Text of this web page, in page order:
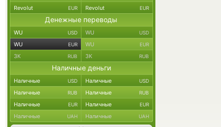
Revolut EUR Revolut EUR
Денежные переводы
WU USD WU USD
WU EUR WU EUR
ЗК RUB ЗК RUB
Наличные деньги
Наличные USD Наличные USD
Наличные RUB Наличные RUB
Наличные EUR Наличные EUR
Наличные UAH Наличные UAH